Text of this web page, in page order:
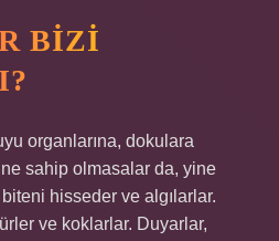
BIZI
organlarına, dokulara
sahip olmasalar da, yine
hisseder ve algılarlar.
ve koklarlar. Duyarlar,